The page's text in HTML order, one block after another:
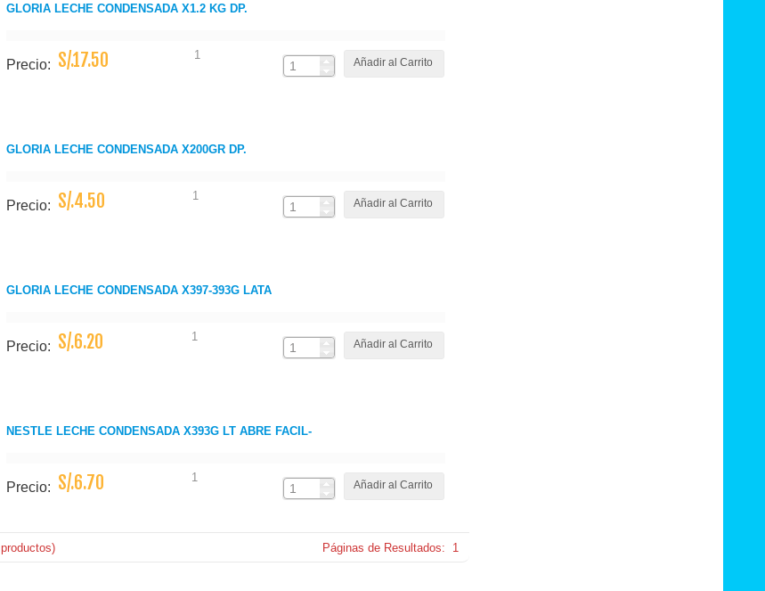
GLORIA LECHE CONDENSADA X1.2 KG DP.
Precio: S/.17.50 1
Añadir al Carrito
GLORIA LECHE CONDENSADA X200GR DP.
Precio: S/.4.50 1
Añadir al Carrito
GLORIA LECHE CONDENSADA X397-393G LATA
Precio: S/.6.20 1
Añadir al Carrito
NESTLE LECHE CONDENSADA X393G LT ABRE FACIL-
Precio: S/.6.70 1
Añadir al Carrito
productos) Páginas de Resultados: 1